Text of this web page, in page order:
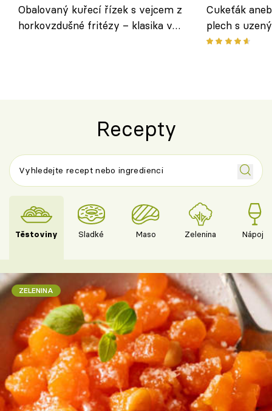
Obalovaný kuřecí řízek s vejcem z
horkovzdušné fritézy – klasika v
Cukeťák
plech s
způsob, jak
Recepty
Těstoviny Sladké Maso Zelenina Nápoje
ZELENINA